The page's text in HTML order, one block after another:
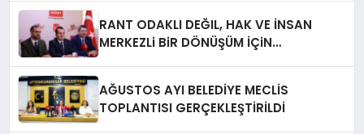
RANT ODAKLI DEĞIL, HAK VE İNSAN
MERKEZLi BiR DÖNÜŞÜM İÇiN
AĞUSTOS AYI BELEDİYE MECLİS
TOPLANTISI GERÇEKLEŞTİRİLDİ